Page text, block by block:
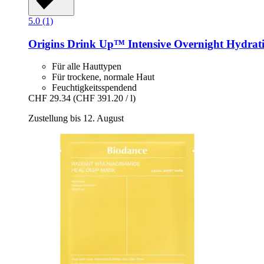
5.0 (1)
Origins Drink Up™ Intensive Overnight
Für alle Hauttypen
Für trockene, normale Haut
Feuchtigkeitsspendend
CHF 29.34 (CHF 391.20 / l)
Zustellung bis 12. August